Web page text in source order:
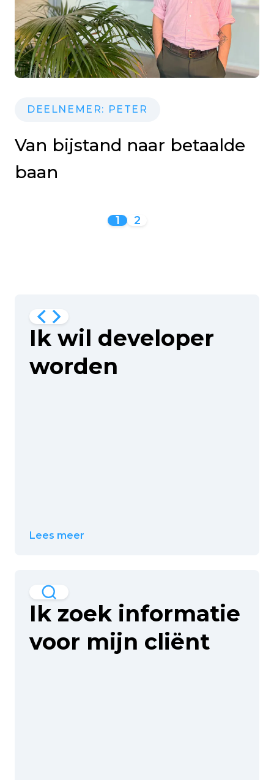
DEELNEMER: PETER
Van bijstand naar betaalde
baan
1 2
Ik wil developer
worden
Lees meer
Ik zoek informatie
voor mijn cliënt